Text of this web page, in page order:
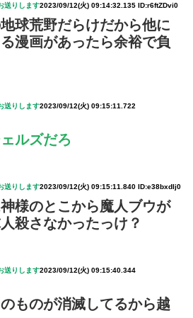
送りします2023/09/12(火) 09:14:32.135 ID:r6ftZDvi0
球荒野だらけだから他に
漫画があったら余裕で負
送りします2023/09/12(火) 09:15:11.722
ルズだろ
送りします2023/09/12(火) 09:15:11.840 ID:e38bxdIj0
様のとこから魔人ブウが
殺さなかったっけ？
送りします2023/09/12(火) 09:15:40.344
ものが消滅してるから越